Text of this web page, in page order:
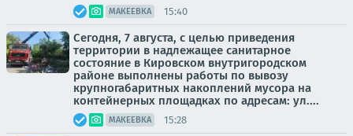
МАКЕЕВКА 15:40
Сегодня, 7 августа, с целью приведения
территории в надлежащее санитарное
состояние в Кировском внутригородском
районе выполнены работы по вывозу
крупногабаритных накоплений мусора на
контейнерных площадках по адресам: ул....
МАКЕЕВКА 15:28